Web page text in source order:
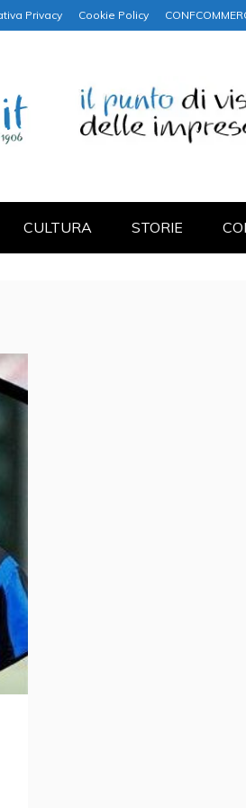
Privacy Cookie Policy
CULTURA STORIE